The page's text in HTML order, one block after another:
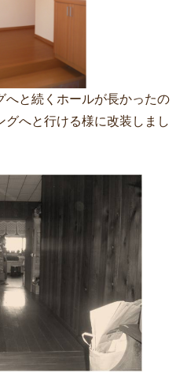
へと続くホールが長かったの
へと行ける様に改装しまし